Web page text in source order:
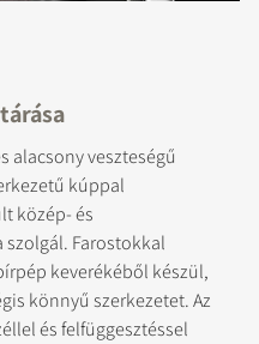
alacsony veszteségű
kúppal
közép- és
szolgál. Farostokkal
keverékéből készül,
könnyű szerkezetet. Az
és felfüggesztéssel